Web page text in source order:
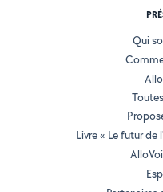
Qui
Livre « Le futur